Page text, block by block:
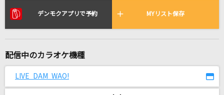
リアルタイムで歌われている曲の一覧
[生音]ひまわりの約束
デンモクアプリで予約 MYリスト保存
配信中のカラオケ機種
LIVE DAM WAO!